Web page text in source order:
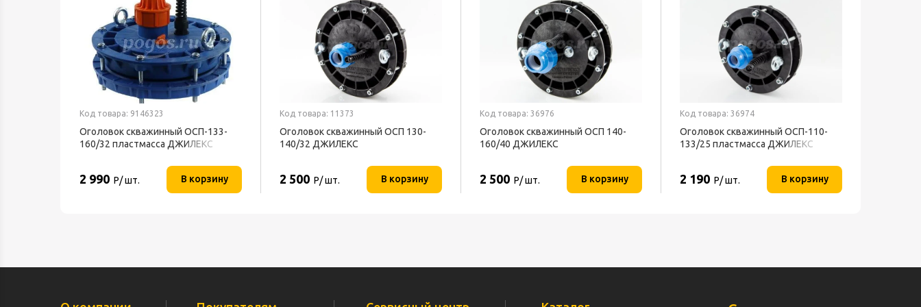
Код товара: 9146323
Оголовок скважинный OCП-133-
160/32 пластмасса ДЖИЛЕКС
2 990 Р/ шт. В корзину
Код товара: 11373
Оголовок скважинный OCП 130-
140/32 ДЖИЛЕКС
2 500 Р/ шт. В корзину
Код товара: 36976
Оголовок скважинный OCП 140-
160/40 ДЖИЛЕКС
2 500 Р/ шт. В корзину
Код товара: 36974
Оголовок скважинный OCП-110-
133/25 пластмасса ДЖИЛЕКС
2 190 Р/ шт. В корзину